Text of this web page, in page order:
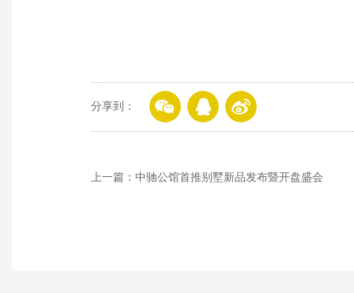
分享到：
上一篇：中驰公馆首推别墅新品发布暨开盘盛会